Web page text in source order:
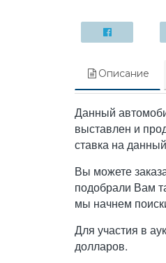
Описание
Данный
выставлен и
ставка на
Вы можете
подобрали Вам
мы начнем
Для участия в
долларов.